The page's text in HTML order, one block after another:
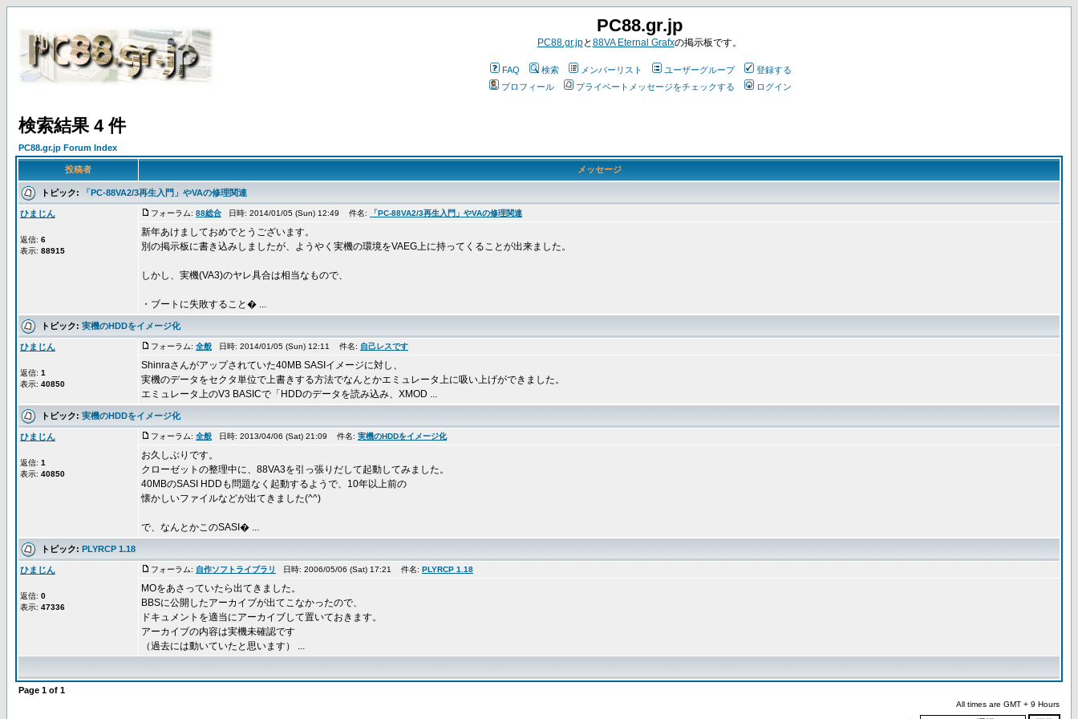
PC88.gr.jp
PC88.gr.jpと88VA Eternal Grafxの掲示板です。
FAQ 検索 メンバーリスト ユーザーグループ
登録する
プロフィール
プライベートメッセージをチェックする ログイン
検索結果 4 件
PC88.gr.jp Forum Index
投稿者 メッセージ
トピック: 「PC-88VA2/3再生入門」やVAの修理関連
ひまじん
返信: 6
表示: 88915
フォーラム: 88総合 日時: 2014/01/05 (Sun) 12:49 件名: 「PC-88VA2/3再生入門」やVAの修理関連
新年あけましておめでとうございます。
別の掲示板に書き込みしましたが、ようやく実機の環境をVAEG上に持ってくることが出来ました。
しかし、実機(VA3)のヤレ具合は相当なもので、
・ブートに失敗すること� ...
トピック: 実機のHDDをイメージ化
ひまじん
返信: 1
表示: 40850
フォーラム: 全般 日時: 2014/01/05 (Sun) 12:11 件名: 自己レスです
Shinraさんがアップされていた40MB SASIイメージに対し、
実機のデータをセクタ単位で上書きする方法でなんとかエミュレータ上に吸い上げができました。
エミュレータ上のV3 BASICで「HDDのデータを読み込み、XMOD ...
トピック: 実機のHDDをイメージ化
ひまじん
返信: 1
表示: 40850
フォーラム: 全般 日時: 2013/04/06 (Sat) 21:09 件名: 実機のHDDをイメージ化
お久しぶりです。
クローゼットの整理中に、88VA3を引っ張りだして起動してみました。
40MBのSASI HDDも問題なく起動するようで、10年以上前の
懐かしいファイルなどが出てきました(^^)
で、なんとかこのSASI� ...
トピック: PLYRCP 1.18
ひまじん
返信: 0
表示: 47336
フォーラム: 自作ソフトライブラリ 日時: 2006/05/06 (Sat) 17:21 件名: PLYRCP 1.18
MOをあさっていたら出てきました。
BBSに公開したアーカイブが出てこなかったので、
ドキュメントを適当にアーカイブして置いておきます。
アーカイブの内容は実機未確認です
（過去には動いていたと思います） ...
Page 1 of 1
All times are GMT + 9 Hours